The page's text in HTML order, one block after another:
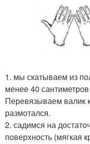
1. мы скатываем из
менее 40
Перевязываем валик
размотался.
2. садимся на
поверхность (мягкая